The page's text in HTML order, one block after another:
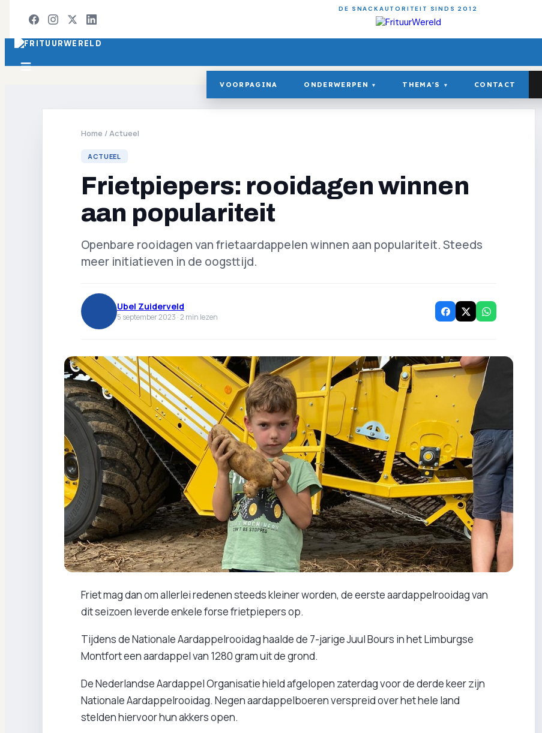
DE SNACKAUTORITEIT SINDS 2012
VOORPAGINA ONDERWERPEN ▾ THEMA'S ▾ CONTACT
Home /Actueel
ACTUEEL
Frietpiepers: rooidagen winnen
aan populariteit
Openbare rooidagen van frietaardappelen winnen aan populariteit. Steeds
meer initiatieven in de oogsttijd.
Ubel Zuiderveld
5 september 2023 ·2 min lezen
Friet mag dan om allerlei redenen steeds kleiner worden, de eerste aardappelrooidag van
dit seizoen leverde enkele forse frietpiepers op.
Tijdens de Nationale Aardappelrooidag haalde de 7-jarige Juul Bours in het Limburgse
Montfort een aardappel van 1280 gram uit de grond.
De Nederlandse Aardappel Organisatie hield afgelopen zaterdag voor de derde keer zijn
Nationale Aardappelrooidag. Negen aardappelboeren verspreid over het hele land
stelden hiervoor hun akkers open.